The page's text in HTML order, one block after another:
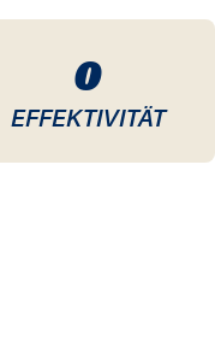
0
EFFEKTIVITÄT